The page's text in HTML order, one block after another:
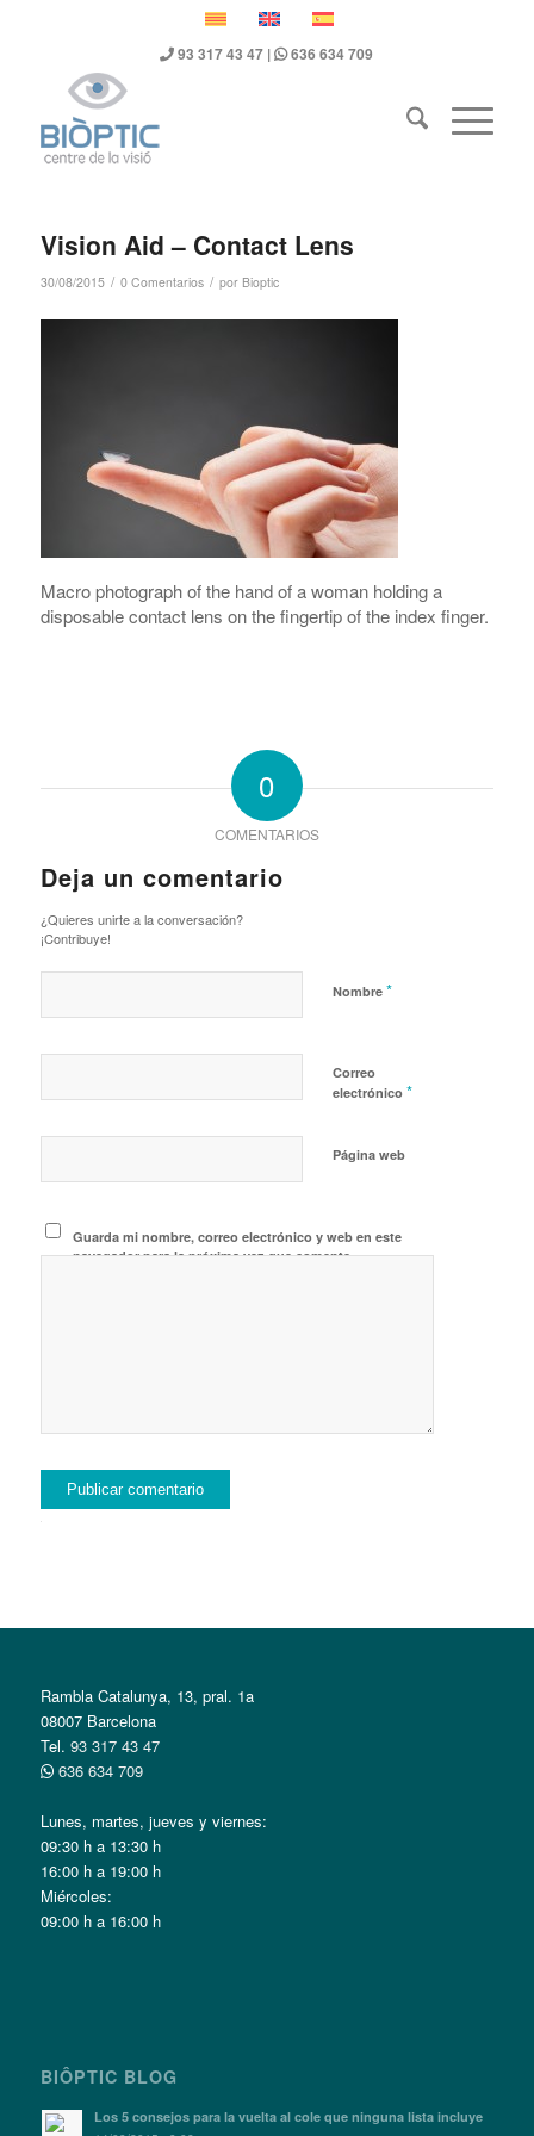
93 317 43 47 | 636 634 709
Vision Aid – Contact Lens
30/08/2015 / 0 Comentarios / por Bioptic
Macro photograph of the hand of a woman holding a
disposable contact lens on the fingertip of the index finger.
0
COMENTARIOS
Deja un comentario
¿Quieres unirte a la conversación?
¡Contribuye!
Nombre *
Correo
electrónico *
Página web
Guarda mi nombre, correo electrónico y web en este
navegador para la próxima vez que comente.
Rambla Catalunya, 13, pral. 1a
08007 Barcelona
Tel. 93 317 43 47
636 634 709
Lunes, martes, jueves y viernes:
09:30 h a 13:30 h
16:00 h a 19:00 h
Miércoles:
09:00 h a 16:00 h
BIÔPTIC BLOG
Los 5 consejos para la vuelta al cole que ninguna lista incluye